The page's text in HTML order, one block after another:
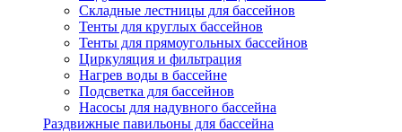
Складные лестницы для бассейнов
Тенты для круглых бассейнов
Тенты для прямоугольных бассейнов
Циркуляция и фильтрация
Нагрев воды в бассейне
Подсветка для бассейнов
Насосы для надувного бассейна
Раздвижные павильоны для бассейна